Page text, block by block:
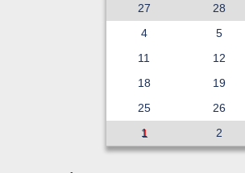
27
28
4
5
11
12
18
19
25
26
1
2